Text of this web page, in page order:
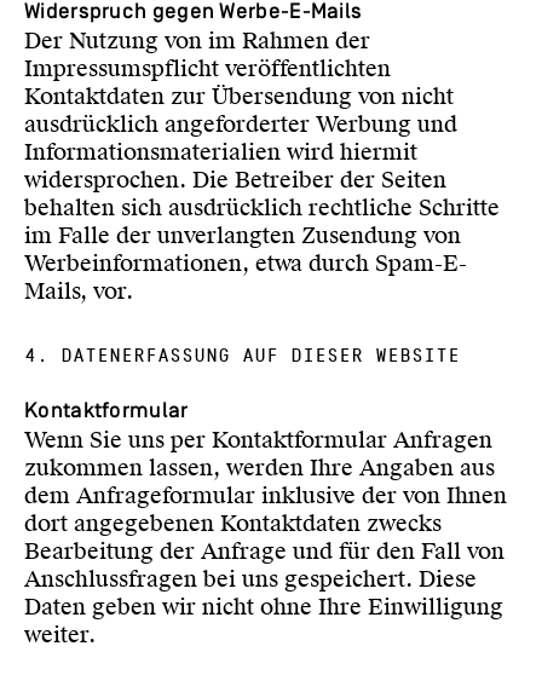
Widerspruch gegen Werbe-E-Mails
Der Nutzung von im Rahmen der
Impressumspflicht veröffentlichten
Kontaktdaten zur Übersendung von nicht
ausdrücklich angeforderter Werbung und
Informationsmaterialien wird hiermit
widersprochen. Die Betreiber der Seiten
behalten sich ausdrücklich rechtliche Schritte
im Falle der unverlangten Zusendung von
Werbeinformationen, etwa durch Spam-E-
Mails, vor.
4. DATENERFASSUNG AUF DIESER WEBSITE
Kontaktformular
Wenn Sie uns per Kontaktformular Anfragen
zukommen lassen, werden Ihre Angaben aus
dem Anfrageformular inklusive der von Ihnen
dort angegebenen Kontaktdaten zwecks
Bearbeitung der Anfrage und für den Fall von
Anschlussfragen bei uns gespeichert. Diese
Daten geben wir nicht ohne Ihre Einwilligung
weiter.